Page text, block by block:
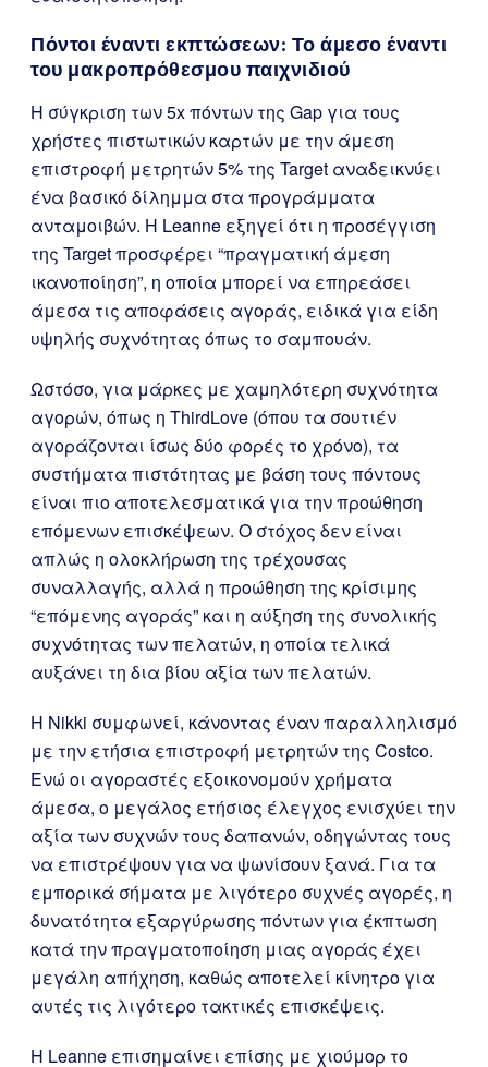
Πόντοι έναντι εκπτώσεων: Το άμεσο έναντι
του μακροπρόθεσμου παιχνιδιού
Η σύγκριση των 5x πόντων της Gap για τους
χρήστες πιστωτικών καρτών με την άμεση
επιστροφή μετρητών 5% της Target αναδεικνύει
ένα βασικό δίλημμα στα προγράμματα
ανταμοιβών. Η Leanne εξηγεί ότι η προσέγγιση
της Target προσφέρει “πραγματική άμεση
ικανοποίηση”, η οποία μπορεί να επηρεάσει
άμεσα τις αποφάσεις αγοράς, ειδικά για είδη
υψηλής συχνότητας όπως το σαμπουάν.
Ωστόσο, για μάρκες με χαμηλότερη συχνότητα
αγορών, όπως η ThirdLove (όπου τα σουτιέν
αγοράζονται ίσως δύο φορές το χρόνο), τα
συστήματα πιστότητας με βάση τους πόντους
είναι πιο αποτελεσματικά για την προώθηση
επόμενων επισκέψεων. Ο στόχος δεν είναι
απλώς η ολοκλήρωση της τρέχουσας
συναλλαγής, αλλά η προώθηση της κρίσιμης
“επόμενης αγοράς” και η αύξηση της συνολικής
συχνότητας των πελατών, η οποία τελικά
αυξάνει τη δια βίου αξία των πελατών.
Η Nikki συμφωνεί, κάνοντας έναν παραλληλισμό
με την ετήσια επιστροφή μετρητών της Costco.
Ενώ οι αγοραστές εξοικονομούν χρήματα
άμεσα, ο μεγάλος ετήσιος έλεγχος ενισχύει την
αξία των συχνών τους δαπανών, οδηγώντας τους
να επιστρέψουν για να ψωνίσουν ξανά. Για τα
εμπορικά σήματα με λιγότερο συχνές αγορές, η
δυνατότητα εξαργύρωσης πόντων για έκπτωση
κατά την πραγματοποίηση μιας αγοράς έχει
μεγάλη απήχηση, καθώς αποτελεί κίνητρο για
αυτές τις λιγότερο τακτικές επισκέψεις.
Η Leanne επισημαίνει επίσης με χιούμορ το